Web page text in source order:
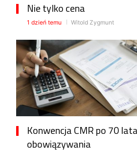
Nie tylko cena
1 dzień temu Witold Zygmunt
Konwencja CMR po 70
obowiązywania